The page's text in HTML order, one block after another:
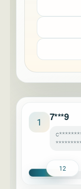
1 7***9
12